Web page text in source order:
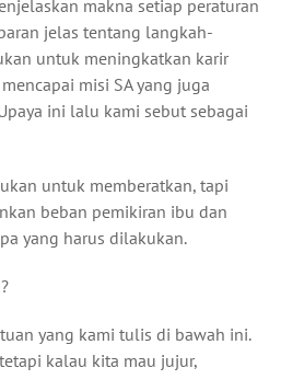
makna setiap peraturan
jelas tentang langkah-
untuk meningkatkan karir
misi SA yang juga
ini lalu kami sebut sebagai
untuk memberatkan, tapi
beban pemikiran ibu dan
yang harus dilakukan.
yang kami tulis di bawah ini.
kalau kita mau jujur,